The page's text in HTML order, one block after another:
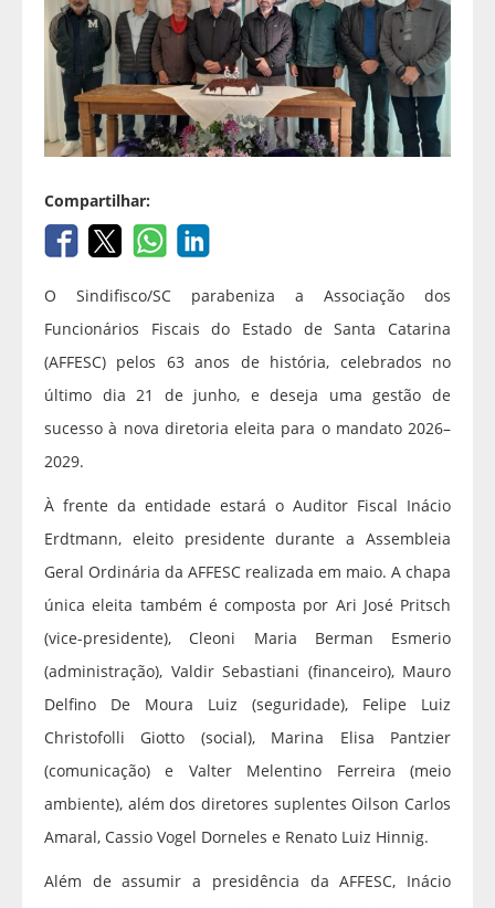
Compartilhar:
O Sindifisco/SC parabeniza a Associação dos
Funcionários Fiscais do Estado de Santa Catarina
(AFFESC) pelos 63 anos de história, celebrados no
último dia 21 de junho, e deseja uma gestão de
sucesso à nova diretoria eleita para o mandato 2026–
2029.
À frente da entidade estará o Auditor Fiscal Inácio
Erdtmann, eleito presidente durante a Assembleia
Geral Ordinária da AFFESC realizada em maio. A chapa
única eleita também é composta por Ari José Pritsch
(vice-presidente), Cleoni Maria Berman Esmerio
(administração), Valdir Sebastiani (financeiro), Mauro
Delfino De Moura Luiz (seguridade), Felipe Luiz
Christofolli Giotto (social), Marina Elisa Pantzier
(comunicação) e Valter Melentino Ferreira (meio
ambiente), além dos diretores suplentes Oilson Carlos
Amaral, Cassio Vogel Dorneles e Renato Luiz Hinnig.
Além de assumir a presidência da AFFESC, Inácio